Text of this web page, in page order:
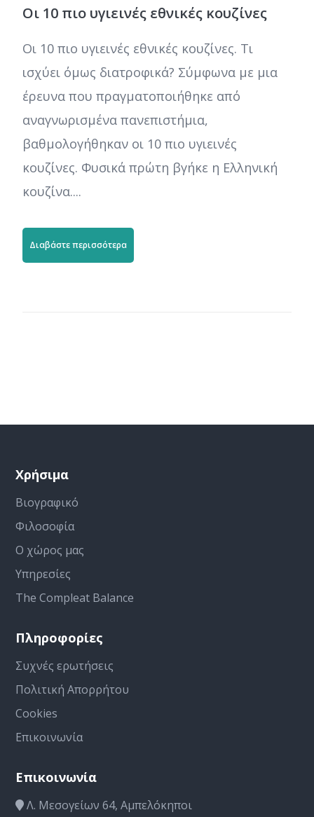
Οι 10 πιο υγιεινές εθνικές κουζίνες
Οι 10 πιο υγιεινές εθνικές κουζίνες. Τι
ισχύει όμως διατροφικά? Σύμφωνα με μια
έρευνα που πραγματοποιήθηκε από
αναγνωρισμένα πανεπιστήμια,
βαθμολογήθηκαν οι 10 πιο υγιεινές
κουζίνες. Φυσικά πρώτη βγήκε η Ελληνική
κουζίνα....
Διαβάστε περισσότερα
Χρήσιμα
Βιογραφικό
Φιλοσοφία
Ο χώρος μας
Υπηρεσίες
The Compleat Balance
Πληροφορίες
Συχνές ερωτήσεις
Πολιτική Απορρήτου
Cookies
Επικοινωνία
Επικοινωνία
Λ. Μεσογείων 64, Αμπελόκηποι